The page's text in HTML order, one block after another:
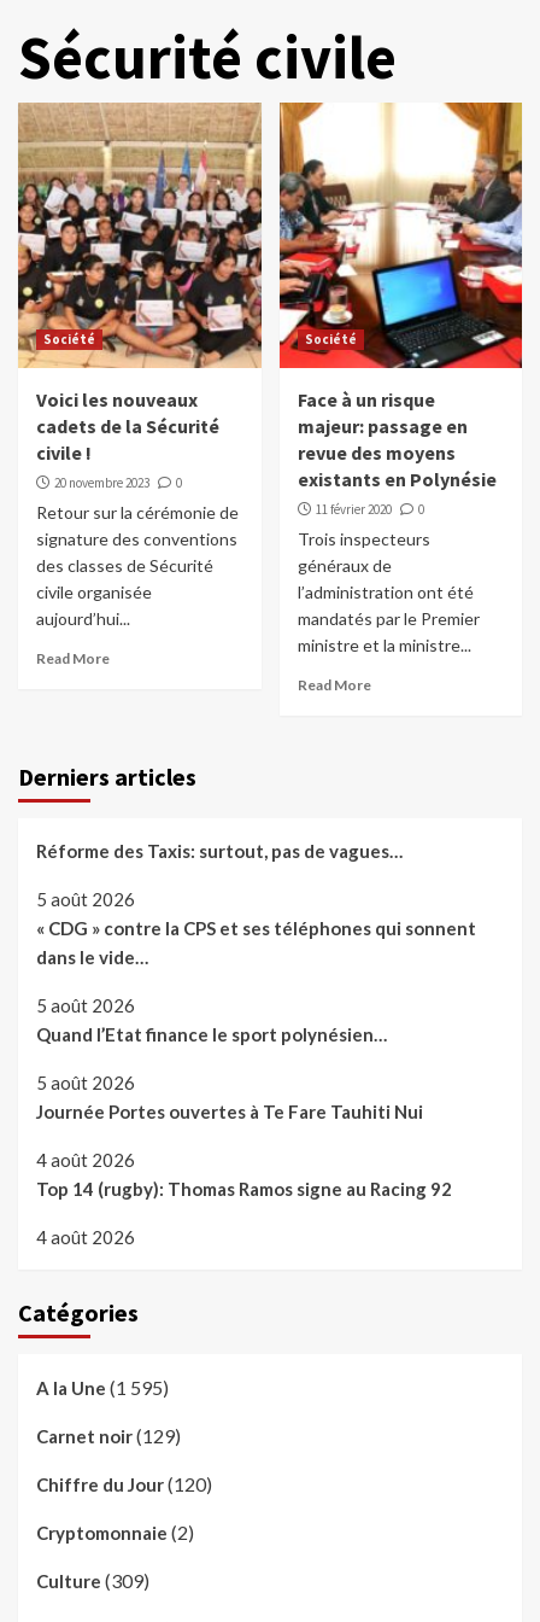
Sécurité civile
Société
Voici les nouveaux
cadets de la Sécurité
civile !
20 novembre 2023 0
Retour sur la cérémonie de
signature des conventions
des classes de Sécurité
civile organisée
aujourd’hui...
Read More
Société
Face à un risque
majeur: passage en
revue des moyens
existants en Polynésie
11 février 2020 0
Trois inspecteurs
généraux de
l’administration ont été
mandatés par le Premier
ministre et la ministre...
Read More
Derniers articles
Réforme des Taxis: surtout, pas de vagues…
5 août 2026
« CDG » contre la CPS et ses téléphones qui sonnent
dans le vide…
5 août 2026
Quand l’Etat finance le sport polynésien…
5 août 2026
Journée Portes ouvertes à Te Fare Tauhiti Nui
4 août 2026
Top 14 (rugby): Thomas Ramos signe au Racing 92
4 août 2026
Catégories
A la Une (1 595)
Carnet noir(129)
Chiffre du Jour(120)
Cryptomonnaie (2)
Culture (309)